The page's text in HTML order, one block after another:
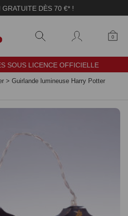
GRATUITE DÈS 70 €* !
0
SOUS LICENCE OFFICIELLE
> Guirlande lumineuse Harry Potter